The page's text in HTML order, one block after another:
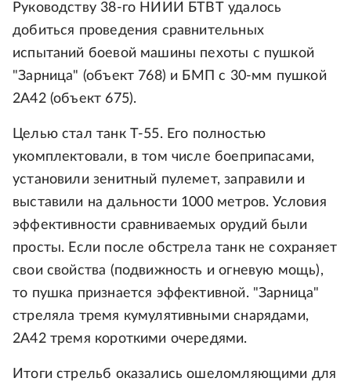
Руководству 38-го НИИИ БТВТ удалось
добиться проведения сравнительных
испытаний боевой машины пехоты с пушкой
"Зарница" (объект 768) и БМП с 30-мм пушкой
2А42 (объект 675).
Целью стал танк Т-55. Его полностью
укомплектовали, в том числе боеприпасами,
установили зенитный пулемет, заправили и
выставили на дальности 1000 метров. Условия
эффективности сравниваемых орудий были
просты. Если после обстрела танк не сохраняет
свои свойства (подвижность и огневую мощь),
то пушка признается эффективной. "Зарница"
стреляла тремя кумулятивными снарядами,
2А42 тремя короткими очередями.
Итоги стрельб оказались ошеломляющими для